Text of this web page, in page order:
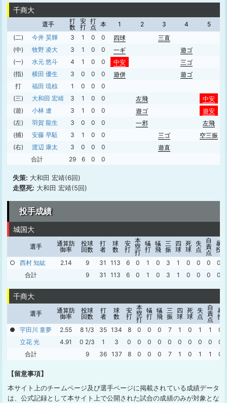
千商大
選手
打
数
安
打
打
点 本 1 2 3 4
5
(二)
今井 昊輝 3 1 0 0 四球 三直
(中)
牧野 凌大 3 1 0 0 一ギ 遊ゴ
(一)
水元 悠斗 4 1 0 0 中安 三ゴ
(指)
横田 優生 3 0 0 0 遊併
遊ゴ
打
福田 琉椋 1 0 0
0
(三)
大和田 宏靖 3 1 0 0 左飛
中安
(遊)
小林 遼 3 1 0 0 遊ゴ
遊安
(左)
羽賀 龍生 3 0 0 0 一邪
左飛
(捕)
安藤 早駈 3 1 0 0 三ゴ
空三振
(右)
渡辺 康太 3 0 0 0 遊直
合計
29 6 0 0
失策: 大和田 宏靖(6回)
走塁死: 大和田 宏靖(5回)
投手成績
城国大
選手
通算防
御率
投球
回数
打
者
球
数
安
打
本
塁
打
犠
打
犠
飛
三
振
四
球
死
球
失
点
自
責
点
暴
投
○
西村 知紘 2.14 9 31 113 6 0 1 0 3 1 0 0 0
0
合計
9 31 113 6 0 1 0 3 1 0 0 0 0
千商大
選手
通算防
御率
投球
回数
打
者
球
数
安
打
本
塁
打
犠
打
犠
飛
三
振
四
球
死
球
失
点
自
責
点
暴
投
●
宇田川 童夢 2.55 8 1/3 35 134 8 0 0 0 7 1 0 1 1
0
立花 光
4.91 0 2/3 1 3 0 0 0 0 0 0 0 0 0
0
合計
9 36 137 8 0 0 0 7 1 0 1 1 0
【留意事項】
本サイト上のチームページ及び選手ページに掲載されている成績データ
は、公式記録として本サイト上で公開された試合の成績のみが対象とな